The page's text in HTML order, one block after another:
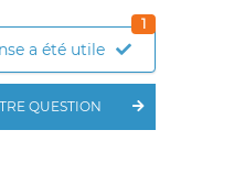
a été utile
1
QUESTION